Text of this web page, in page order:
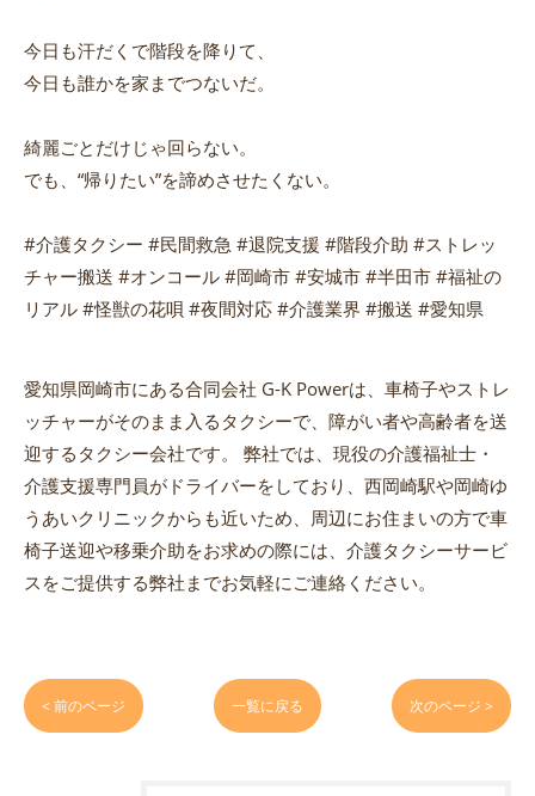
今日も汗だくで階段を降りて、
今日も誰かを家までつないだ。
綺麗ごとだけじゃ回らない。
でも、“帰りたい”を諦めさせたくない。
#介護タクシー #民間救急 #退院支援 #階段介助 #ストレッ
チャー搬送 #オンコール #岡崎市 #安城市 #半田市 #福祉の
リアル #怪獣の花唄 #夜間対応 #介護業界 #搬送 #愛知県
愛知県岡崎市にある合同会社 G-K Powerは、車椅子やストレ
ッチャーがそのまま入るタクシーで、障がい者や高齢者を送
迎するタクシー会社です。 弊社では、現役の介護福祉士・
介護支援専門員がドライバーをしており、西岡崎駅や岡崎ゆ
うあいクリニックからも近いため、周辺にお住まいの方で車
椅子送迎や移乗介助をお求めの際には、介護タクシーサービ
スをご提供する弊社までお気軽にご連絡ください。
< 前のページ 一覧に戻る 次のページ >